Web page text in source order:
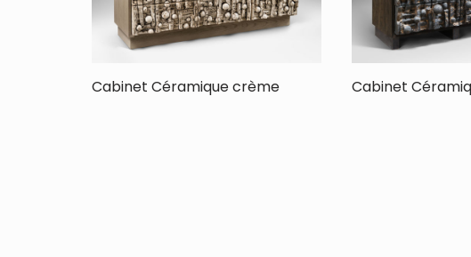
Cabinet Céramique crème Cabinet